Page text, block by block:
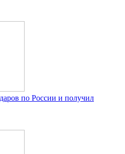
по России и получил